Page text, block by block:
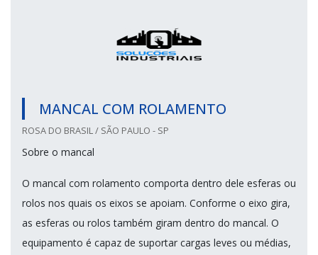
MANCAL COM ROLAMENTO
ROSA DO BRASIL / SÃO PAULO - SP
Sobre o mancal
O mancal com rolamento comporta dentro dele esferas ou
rolos nos quais os eixos se apoiam. Conforme o eixo gira,
as esferas ou rolos também giram dentro do mancal. O
equipamento é capaz de suportar cargas leves ou médias,